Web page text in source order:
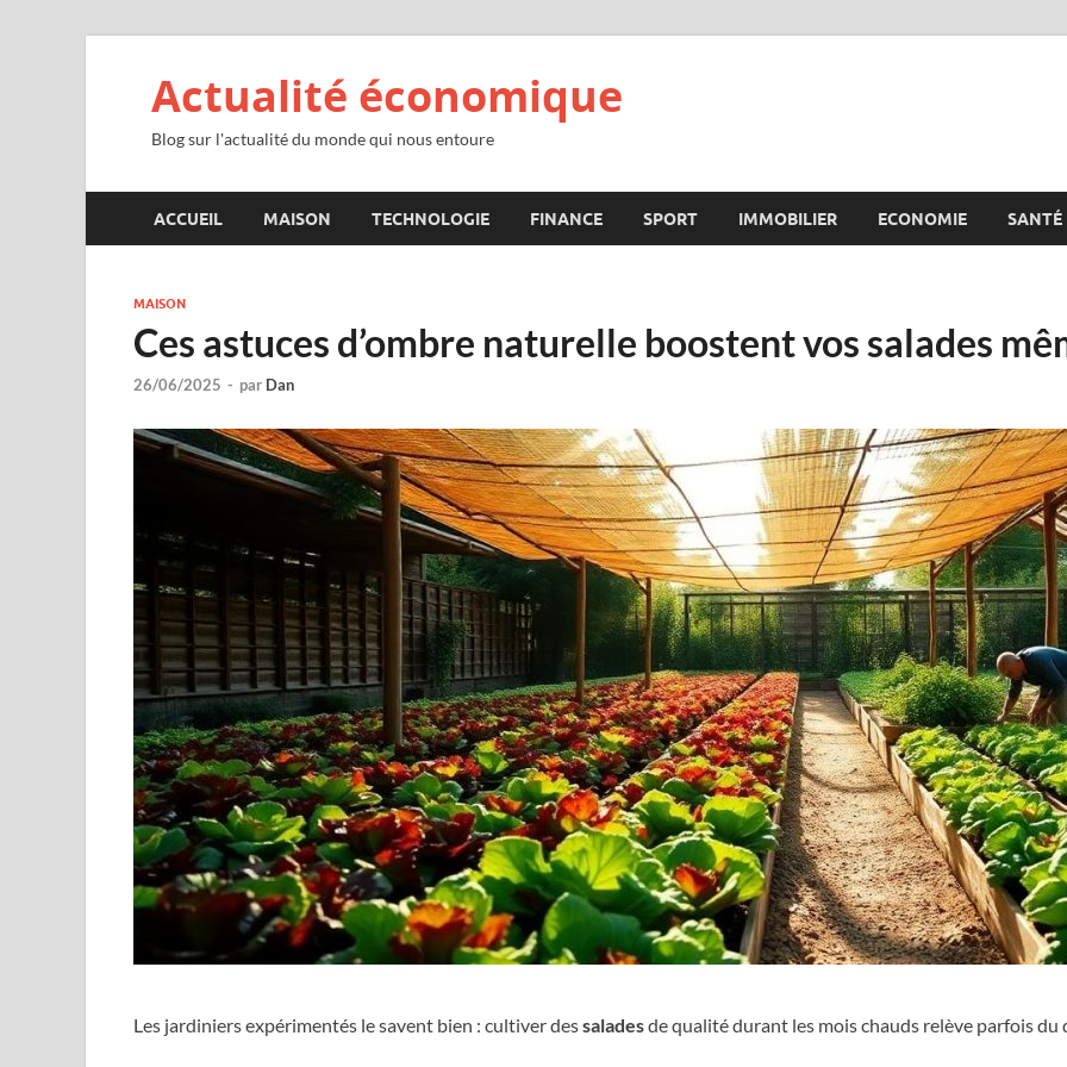
Actualité économique
Blog sur l'actualité du monde qui nous entoure
ACCUEIL MAISON TECHNOLOGIE FINANCE SPORT IMMOBILIER ECONOMIE SANTÉ
MAISON
Ces astuces d’ombre naturelle boostent vos salades
26/06/2025 - par Dan
Les jardiniers expérimentés le savent bien : cultiver dessaladesde qualité durant les mois chauds relève parfois du